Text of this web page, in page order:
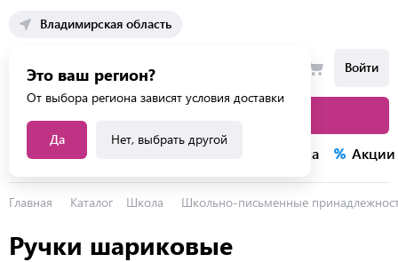
Владимирская область
Это ваш регион?
От выбора региона зависят условия доставки
Да Нет, выбрать другой
Войти
Каталог услуг Распродажа Акции
Главная Каталог Школа Школьно-письменные
Ручки шариковые